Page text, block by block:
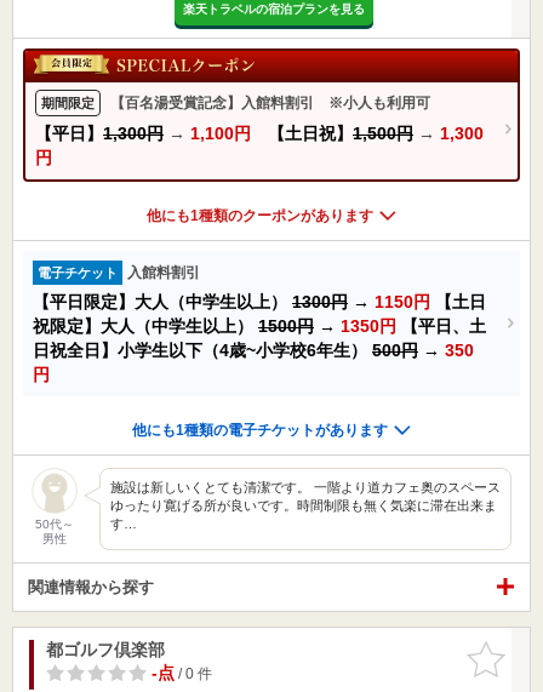
楽天トラベルの宿泊プランを見る
期間限定 【百名湯受賞記念】入館料割引 ※小人も利用可
【平日】 1,300円 → 1,100円 【土日祝】 1,500円 → 1,300
円
他にも1種類のクーポンがあります
電子チケット 入館料割引
【平日限定】大人（中学生以上） 1300円 → 1150円
【土日
祝限定】大人（中学生以上） 1500円 → 1350円
【平日、土
日祝全日】小学生以下（4歳~小学校6年生） 500円 → 350
円
他にも1種類の電子チケットがあります
50代～
男性
施設は新しいくとても清潔です。 一階より道カフェ奥のスペース
ゆったり寛げる所が良いです。時間制限も無く気楽に滞在出来ま
す…
関連情報から探す
お気に入
りに追加
都ゴルフ倶楽部
-点/ 0 件